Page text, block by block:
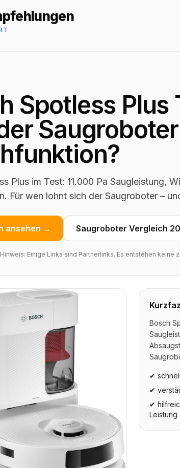
Spotless Plus
Plus im Test: 11.000 Pa Saugleistung,
Für wen lohnt sich der Saugroboter –
ansehen → Saugroboter Vergleich
Einige Links sind Partnerlinks. Es entstehen keine
Bosch
✔
✔
✔
Leistung